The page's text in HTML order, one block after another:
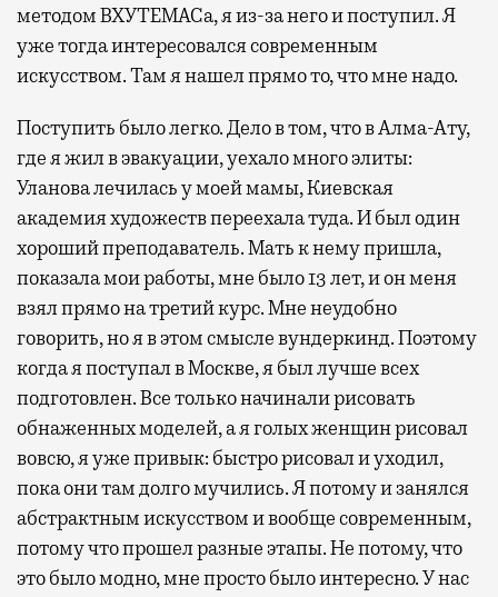
методом ВХУТЕМАСа, я из-за него и поступил. Я
уже тогда интересовался современным
искусством. Там я нашел прямо то, что мне надо.
Поступить было легко. Дело в том, что в Алма-Ату,
где я жил в эвакуации, уехало много элиты:
Уланова лечилась у моей мамы, Киевская
академия художеств переехала туда. И был один
хороший преподаватель. Мать к нему пришла,
показала мои работы, мне было 13 лет, и он меня
взял прямо на третий курс. Мне неудобно
говорить, но я в этом смысле вундеркинд. Поэтому
когда я поступал в Москве, я был лучше всех
подготовлен. Все только начинали рисовать
обнаженных моделей, а я голых женщин рисовал
вовсю, я уже привык: быстро рисовал и уходил,
пока они там долго мучились. Я потому и занялся
абстрактным искусством и вообще современным,
потому что прошел разные этапы. Не потому, что
это было модно, мне просто было интересно. У нас